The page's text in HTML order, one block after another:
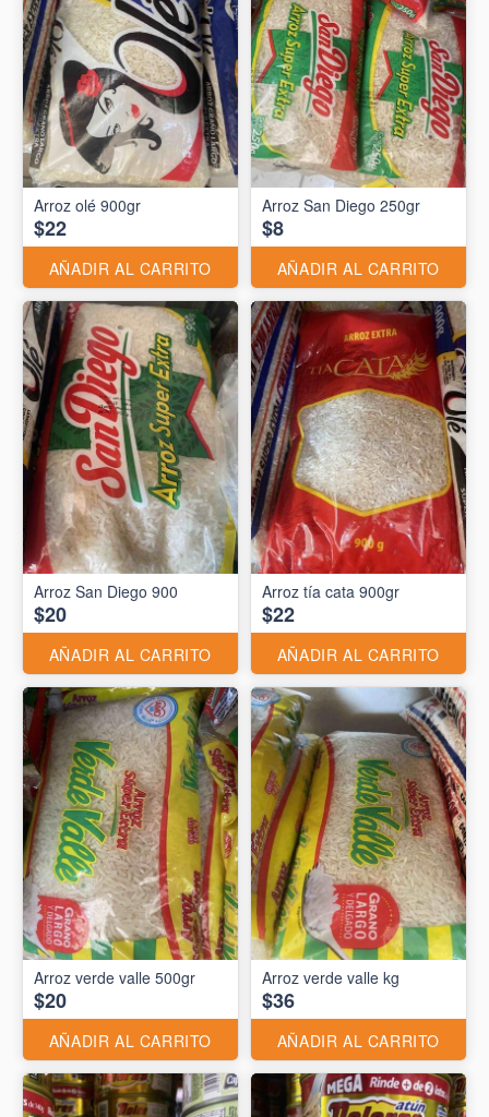
Arroz olé 900gr
$22
AÑADIR AL CARRITO
Arroz San Diego 250gr
$8
AÑADIR AL CARRITO
Arroz San Diego 900
$20
AÑADIR AL CARRITO
Arroz tía cata 900gr
$22
AÑADIR AL CARRITO
Arroz verde valle 500gr
$20
AÑADIR AL CARRITO
Arroz verde valle kg
$36
AÑADIR AL CARRITO